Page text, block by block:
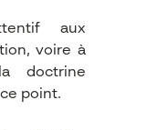
aux
voire à
doctrine
point.